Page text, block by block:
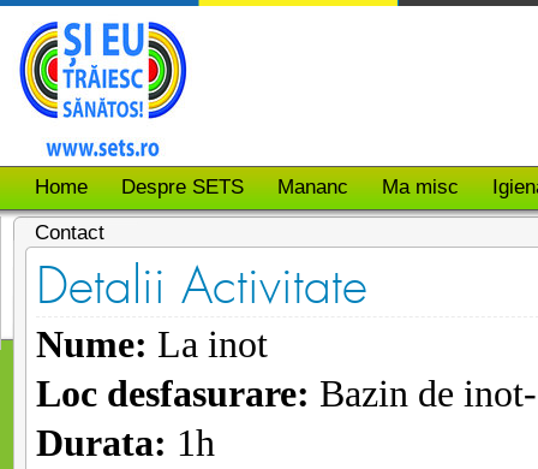
Home Despre SETS Mananc Ma misc
Contact
Detalii Activitate
Nume: La inot
Loc desfasurare: Bazin de
Durata: 1h